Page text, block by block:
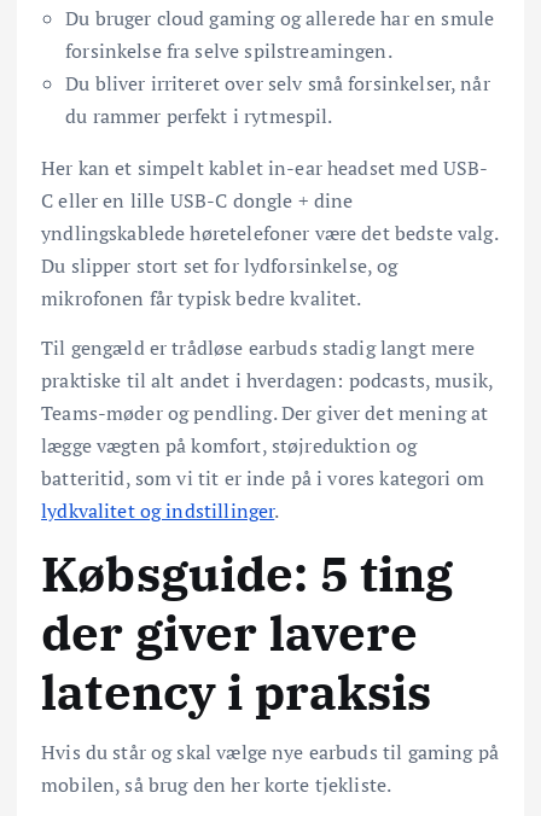
Du bruger cloud gaming og allerede har en smule
forsinkelse fra selve spilstreamingen.
Du bliver irriteret over selv små forsinkelser, når
du rammer perfekt i rytmespil.
Her kan et simpelt kablet in-ear headset med USB-
C eller en lille USB-C dongle + dine
yndlingskablede høretelefoner være det bedste valg.
Du slipper stort set for lydforsinkelse, og
mikrofonen får typisk bedre kvalitet.
Til gengæld er trådløse earbuds stadig langt mere
praktiske til alt andet i hverdagen: podcasts, musik,
Teams-møder og pendling. Der giver det mening at
lægge vægten på komfort, støjreduktion og
batteritid, som vi tit er inde på i vores kategori om
lydkvalitet og indstillinger.
Købsguide: 5 ting
der giver lavere
latency i praksis
Hvis du står og skal vælge nye earbuds til gaming på
mobilen, så brug den her korte tjekliste.